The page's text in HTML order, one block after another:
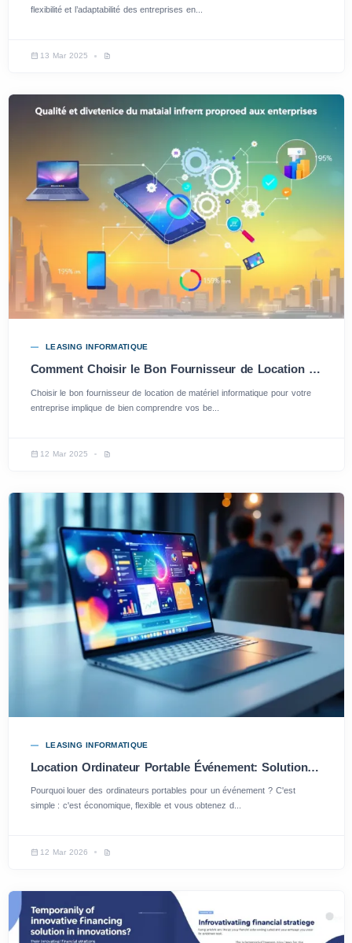
flexibilité et l’adaptabilité des entreprises en...
13 Mar 2025
LEASING INFORMATIQUE
Comment Choisir le Bon Fournisseur de Location de Matériel Informatique pour Votre Entreprise: Guide Essentiel
Choisir le bon fournisseur de location de matériel informatique pour votre
entreprise implique de bien comprendre vos be...
12 Mar 2025
LEASING INFORMATIQUE
Location Ordinateur Portable Événement: Solutions Pratiques et Fiables
Pourquoi louer des ordinateurs portables pour un événement ? C'est
simple : c'est économique, flexible et vous obtenez d...
12 Mar 2026